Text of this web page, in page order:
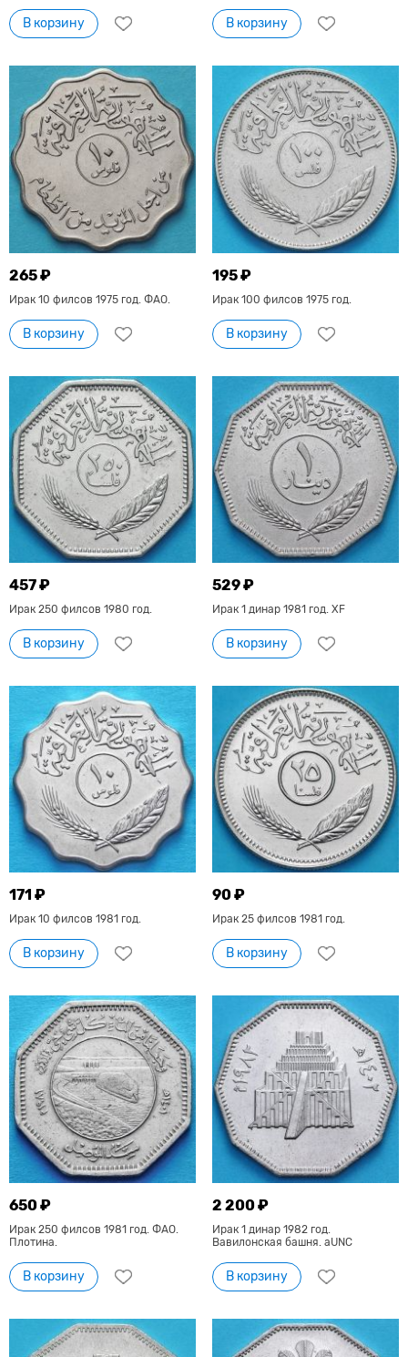
В корзину В корзину
265 ₽
Ирак 10 филсов 1975 год. ФАО.
В корзину
195 ₽
Ирак 100 филсов 1975 год.
В корзину
457 ₽
Ирак 250 филсов 1980 год.
В корзину
529 ₽
Ирак 1 динар 1981 год. XF
В корзину
171 ₽
Ирак 10 филсов 1981 год.
В корзину
90 ₽
Ирак 25 филсов 1981 год.
В корзину
650 ₽
Ирак 250 филсов 1981 год. ФАО.
Плотина.
В корзину
2 200 ₽
Ирак 1 динар 1982 год.
Вавилонская башня. aUNC
В корзину